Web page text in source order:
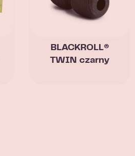
BLACKROLL®
TWIN czarny